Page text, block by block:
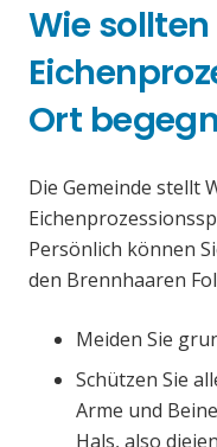
Wie
Ort
Die Gemeinde stellt
Persönlich können
den Brennhaaren
Meiden Sie
Schützen Sie
Arme und
Hals, also